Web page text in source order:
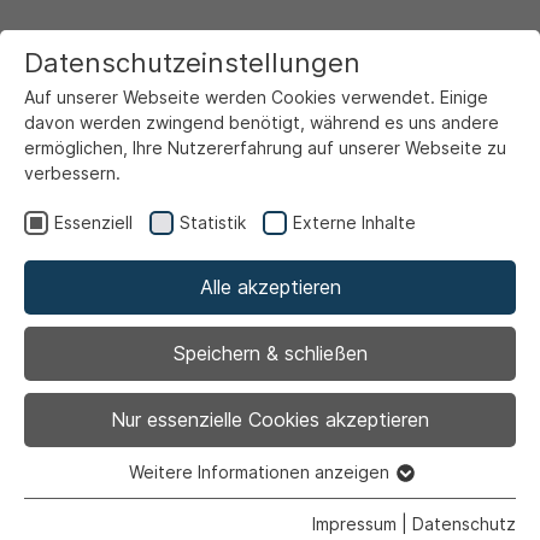
„Digitalisierung aus
Ahlen, für jeden! –
Wohin rennen wir?“
Datenschutzeinstellungen
Auf unserer Webseite werden Cookies verwendet. Einige
davon werden zwingend benötigt, während es uns andere
ermöglichen, Ihre Nutzererfahrung auf unserer Webseite zu
verbessern.
Essenziell Statistik Externe Inhalte
Alle akzeptieren
Speichern & schließen
Nur essenzielle Cookies akzeptieren
Essenzielle Cookies werden für grundlegende Funktionen
Weitere Informationen anzeigen
Impressum Datenschutz